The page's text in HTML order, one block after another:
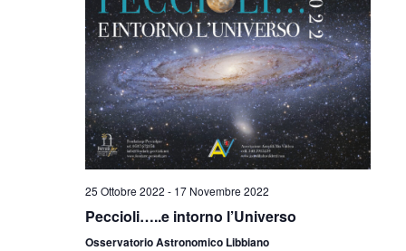
e
N
a
v
i
g
e
25 Ottobre 2022 - 17 Novembre 2022
Peccioli…..e intorno l’Universo
Osservatorio Astronomico Libbiano